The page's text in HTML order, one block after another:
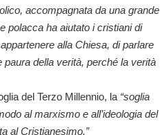
accompagnata da una grande
polacca ha aiutato i cristiani di
alla Chiesa, di parlare
paura della verità, perché la verità
del Terzo Millennio, la “soglia
al marxismo e all’ideologia del
al Cristianesimo.”